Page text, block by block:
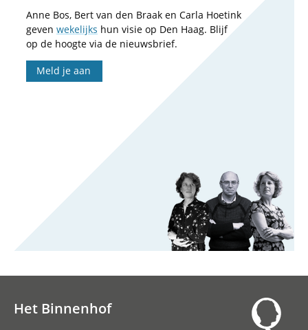
Anne Bos, Bert van den Braak en Carla Hoetink
geven wekelijks hun visie op Den Haag. Blijf
op de hoogte via de nieuwsbrief.
Meld je aan
Het Binnenhof